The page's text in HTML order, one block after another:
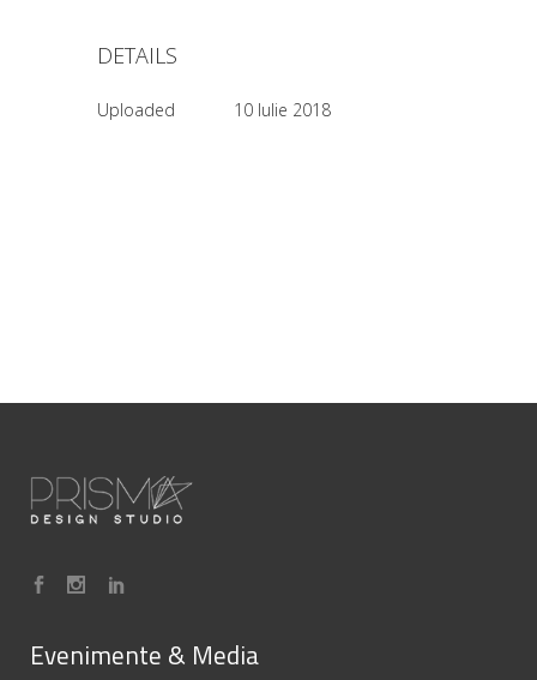
DETAILS
Uploaded 10 Iulie 2018
Evenimente & Media